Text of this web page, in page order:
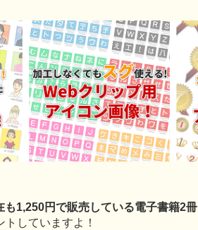
1,250円で販売している電子書籍2冊
していますよ！